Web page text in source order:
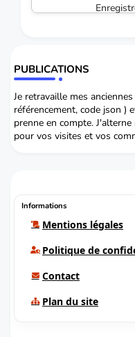
PUBLICATIONS
Je retravaille mes
référencement, code json )
prenne en compte.
pour vos visites et vos
Informations
Mentions légales
Politique de
Contact
Plan du site